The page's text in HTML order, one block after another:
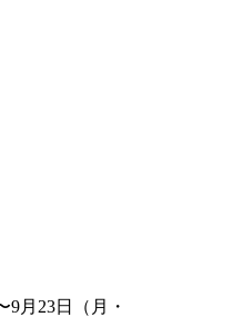
9月23日（月・